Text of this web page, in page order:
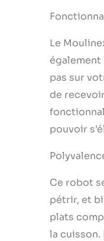
Le
également
pas sur
de
pouvoir
Ce robot
pétrir, et
plats
la